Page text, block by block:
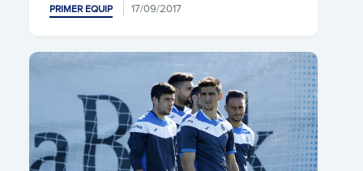
PRIMER EQUIP 17/09/2017